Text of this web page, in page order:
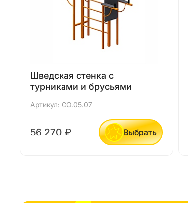
Шведская стенка с
турниками и брусьями
Артикул: СО.05.07
56 270 ₽ Выбрать